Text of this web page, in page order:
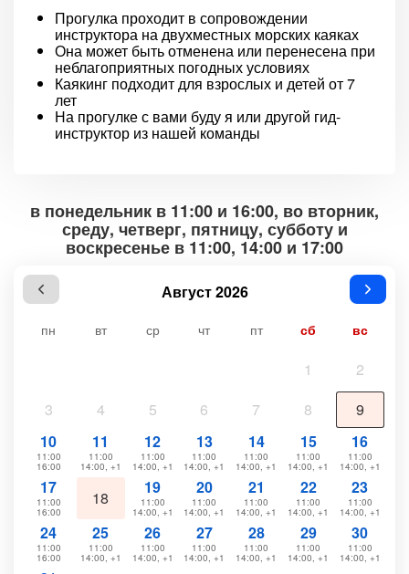
Прогулка проходит в сопровождении
инструктора на двухместных морских каяках
Она может быть отменена или перенесена при
неблагоприятных погодных условиях
Каякинг подходит для взрослых и детей от 7
лет
На прогулке с вами буду я или другой гид-
инструктор из нашей команды
в понедельник в 11:00 и 16:00, во вторник,
среду, четверг, пятницу, субботу и
воскресенье в 11:00, 14:00 и 17:00
Август 2026
пн вт ср чт пт сб вс
1
2
3
4 5 6 7 8
9
10
11:00
16:00
11
11:00
14:00, +1
12
11:00
14:00, +1
13
11:00
14:00, +1
14
11:00
14:00, +1
15
11:00
14:00, +1
16
11:00
14:00, +1
17
11:00
16:00
18
19
11:00
14:00, +1
20
11:00
14:00, +1
21
11:00
14:00, +1
22
11:00
14:00, +1
23
11:00
14:00, +1
24
11:00
16:00
25
11:00
14:00, +1
26
11:00
14:00, +1
27
11:00
14:00, +1
28
11:00
14:00, +1
29
11:00
14:00, +1
30
11:00
14:00, +1